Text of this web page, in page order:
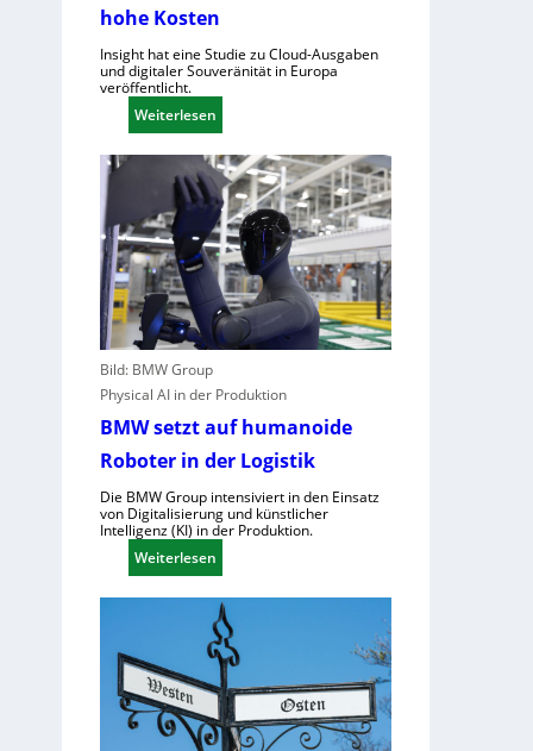
e
t
a
f
R
A
,
E
U
-
M
a
s
c
i
e
n
e
r
o
d
n
u
n
g
u
hohe Kosten
Insight hat eine Studie zu Cloud-Ausgaben
und digitaler Souveränität in Europa
veröffentlicht.
Weiterlesen:
U
n
g
e
n
u
t
z
t
C
o
u
-
K
a
a
z
i
t
ä
t
Bild: BMW Group
Physical AI in der Produktion
BMW setzt auf humanoide
Roboter in der Logistik
Die BMW Group intensiviert in den Einsatz
von Digitalisierung und künstlicher
Intelligenz (KI) in der Produktion.
Weiterlesen:
B
M
W
s
e
t
z